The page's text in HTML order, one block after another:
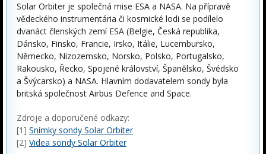
Solar Orbiter je společná mise ESA a NASA. Na přípravě
vědeckého instrumentária či kosmické lodi se podílelo
dvanáct členských zemí ESA (Belgie, Česká republika,
Dánsko, Finsko, Francie, Irsko, Itálie, Lucembursko,
Německo, Nizozemsko, Norsko, Polsko, Portugalsko,
Rakousko, Řecko, Spojené království, Španělsko, Švédsko
a Švýcarsko) a NASA. Hlavním dodavatelem sondy byla
britská společnost Airbus Defence and Space.
Zdroje a doporučené odkazy:
[1] Snímky sondy Solar Orbiter
[2] Videa sondy Solar Orbiter